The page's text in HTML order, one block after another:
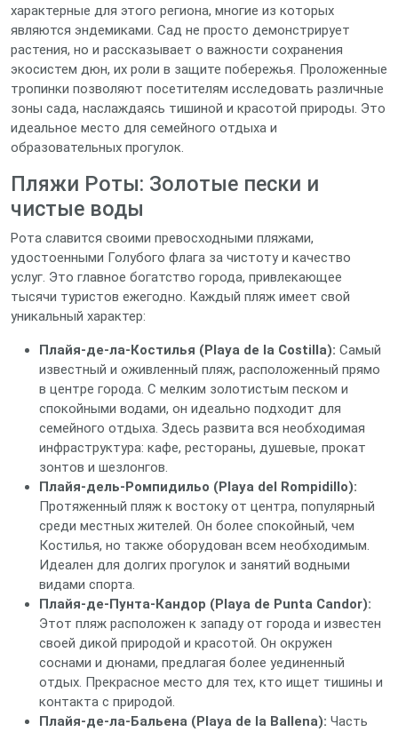
характерные для этого региона, многие из которых
являются эндемиками. Сад не просто демонстрирует
растения, но и рассказывает о важности сохранения
экосистем дюн, их роли в защите побережья. Проложенные
тропинки позволяют посетителям исследовать различные
зоны сада, наслаждаясь тишиной и красотой природы. Это
идеальное место для семейного отдыха и
образовательных прогулок.
Пляжи Роты: Золотые пески и
чистые воды
Рота славится своими превосходными пляжами,
удостоенными Голубого флага за чистоту и качество
услуг. Это главное богатство города, привлекающее
тысячи туристов ежегодно. Каждый пляж имеет свой
уникальный характер:
Плайя-де-ла-Костилья (Playa de la Costilla): Самый
известный и оживленный пляж, расположенный прямо
в центре города. С мелким золотистым песком и
спокойными водами, он идеально подходит для
семейного отдыха. Здесь развита вся необходимая
инфраструктура: кафе, рестораны, душевые, прокат
зонтов и шезлонгов.
Плайя-дель-Ромпидильо (Playa del Rompidillo):
Протяженный пляж к востоку от центра, популярный
среди местных жителей. Он более спокойный, чем
Костилья, но также оборудован всем необходимым.
Идеален для долгих прогулок и занятий водными
видами спорта.
Плайя-де-Пунта-Кандор (Playa de Punta Candor):
Этот пляж расположен к западу от города и известен
своей дикой природой и красотой. Он окружен
соснами и дюнами, предлагая более уединенный
отдых. Прекрасное место для тех, кто ищет тишины и
контакта с природой.
Плайя-де-ла-Бальена (Playa de la Ballena): Часть